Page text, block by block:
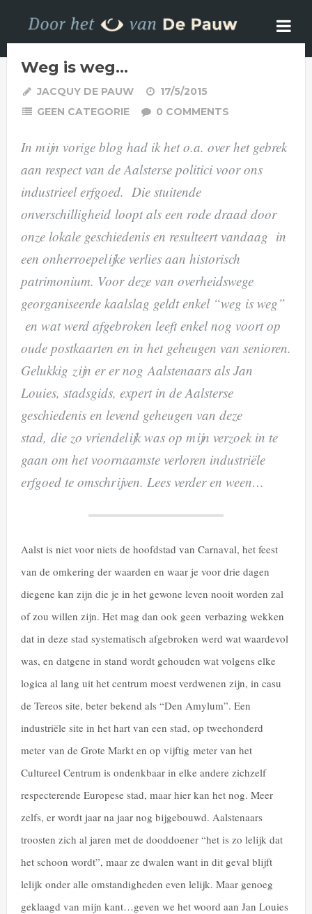
Weg is weg…
JACQUY DE PAUW
17/5/2015
GEEN CATEGORIE
0 COMMENTS
In mijn vorige blog had ik het o.a. over het gebrek
aan respect van de Aalsterse politici voor ons
industrieel erfgoed. Die stuitende
onverschilligheid loopt als een rode draad door
onze lokale geschiedenis en resulteert vandaag in
een onherroepelijke verlies aan historisch
patrimonium. Voor deze van overheidswege
georganiseerde kaalslag geldt enkel “weg is weg”
en wat werd afgebroken leeft enkel nog voort op
oude postkaarten en in het geheugen van senioren.
Gelukkig zijn er er nog Aalstenaars als Jan
Louies, stadsgids, expert in de Aalsterse
geschiedenis en levend geheugen van deze
stad, die zo vriendelijk was op mijn verzoek in te
gaan om het voornaamste verloren industriële
erfgoed te omschrijven. Lees verder en ween…
Aalst is niet voor niets de hoofdstad van Carnaval, het feest
van de omkering der waarden en waar je voor drie dagen
diegene kan zijn die je in het gewone leven nooit worden zal
of zou willen zijn. Het mag dan ook geen verbazing wekken
dat in deze stad systematisch afgebroken werd wat waardevol
was, en datgene in stand wordt gehouden wat volgens elke
logica al lang uit het centrum moest verdwenen zijn, in casu
de Tereos site, beter bekend als “Den Amylum”. Een
industriële site in het hart van een stad, op tweehonderd
meter van de Grote Markt en op vijftig meter van het
Cultureel Centrum is ondenkbaar in elke andere zichzelf
respecterende Europese stad, maar hier kan het nog. Meer
zelfs, er wordt jaar na jaar nog bijgebouwd. Aalstenaars
troosten zich al jaren met de dooddoener “het is zo lelijk dat
het schoon wordt”, maar ze dwalen want in dit geval blijft
lelijk onder alle omstandigheden even lelijk. Maar genoeg
geklaagd van mijn kant…geven we het woord aan Jan Louies